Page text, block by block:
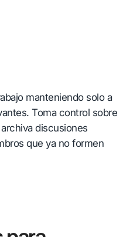
manteniendo solo a
Toma control sobre
discusiones
que ya no formen